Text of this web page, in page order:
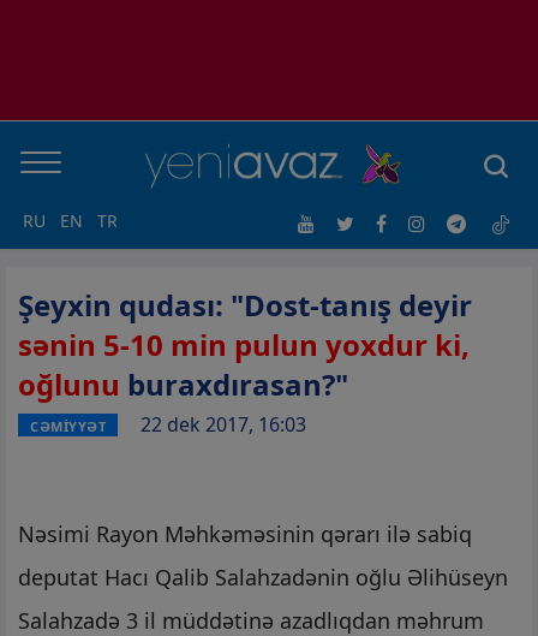
RU EN TR
Şeyxin qudası: "Dost-tanış deyir
sənin 5-10 min pulun yoxdur ki,
oğlunu buraxdırasan?"
CƏMİYYƏT 22 dek 2017, 16:03
Nəsimi Rayon Məhkəməsinin qərarı ilə sabiq
deputat Hacı Qalib Salahzadənin oğlu Əlihüseyn
Salahzadə 3 il müddətinə azadlıqdan məhrum